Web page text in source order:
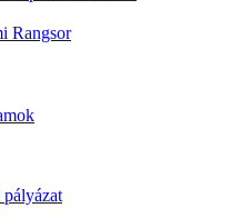
Rangsor
pályázat